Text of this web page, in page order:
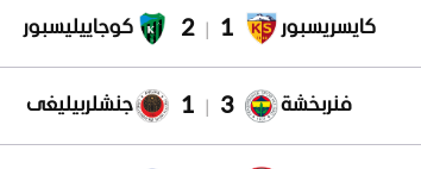
كايسريسبور 1
2 كوجاييليسبور
فنربخشة 3
1 جنشلربيليغی